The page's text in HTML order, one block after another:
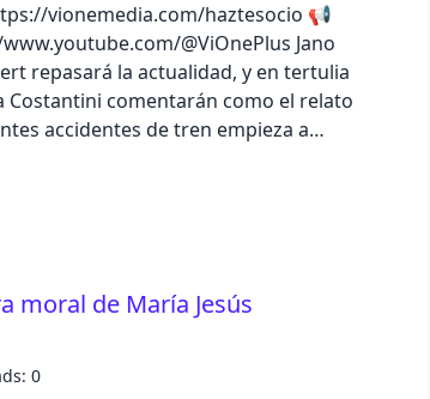
vionemedia.com/haztesocio 📢
@ViOnePlus Jano
repasará la actualidad, y en tertulia
Costantini comentarán como el relato
accidentes de tren empieza a
Escucha el episodio completo en la
iVoox Originals
moral de María Jesús
0